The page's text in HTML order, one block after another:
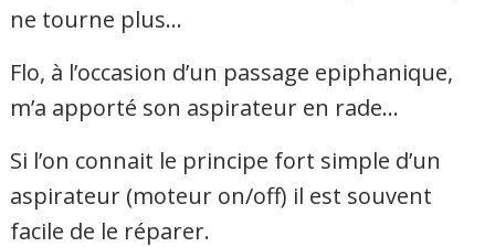
ne tourne plus…
Flo, à l’occasion d’un passage epiphanique,
m’a apporté son aspirateur en rade…
Si l’on connait le principe fort simple d’un
aspirateur (moteur on/off) il est souvent
facile de le réparer.